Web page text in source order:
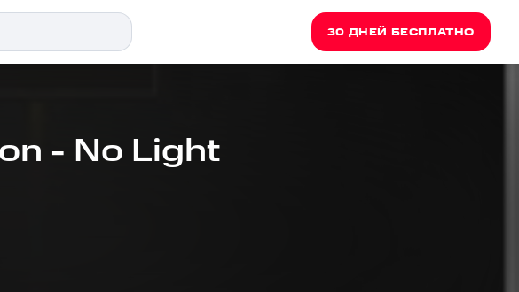
30 ДНЕЙ БЕСПЛАТНО
- No Light